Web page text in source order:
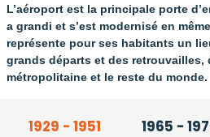
L’aéroport est la principale porte
a grandi et s’est modernisé en
représente pour ses habitants un
grands départs et des retrouvailles,
métropolitaine et le reste du monde.
1929 - 1951 1965 -